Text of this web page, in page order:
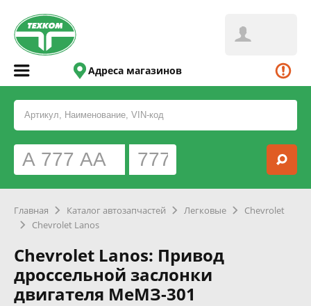
Адреса магазинов
Главная Каталог автозапчастей Легковые
Chevrolet
Chevrolet Lanos
Chevrolet Lanos: Привод
дроссельной заслонки
двигателя МеМЗ-301